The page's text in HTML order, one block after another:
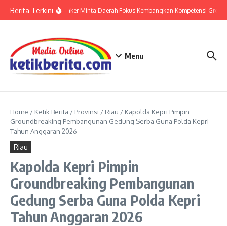
Berita TerkiniWamenaker Minta Daerah Fokus Kembangkan Kompetensi Green
Menu
Home / Ketik Berita / Provinsi / Riau / Kapolda Kepri Pimpin
Groundbreaking Pembangunan Gedung Serba Guna Polda Kepri
Tahun Anggaran 2026
Riau
Kapolda Kepri Pimpin
Groundbreaking Pembangunan
Gedung Serba Guna Polda Kepri
Tahun Anggaran 2026